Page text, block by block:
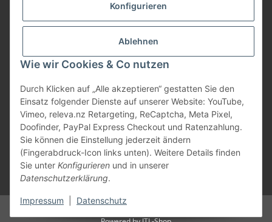
Konfigurieren
Ablehnen
Wie wir Cookies & Co nutzen
Durch Klicken auf „Alle akzeptieren“ gestatten Sie den
Einsatz folgender Dienste auf unserer Website: YouTube,
Vimeo, releva.nz Retargeting, ReCaptcha, Meta Pixel,
Doofinder, PayPal Express Checkout und Ratenzahlung.
Sie können die Einstellung jederzeit ändern
(Fingerabdruck-Icon links unten). Weitere Details finden
Sie unter Konfigurieren und in unserer
Datenschutzerklärung.
Impressum Datenschutz
Zahlungsmöglichkeiten
* Alle Preise inkl. gesetzlicher USt., zzgl.